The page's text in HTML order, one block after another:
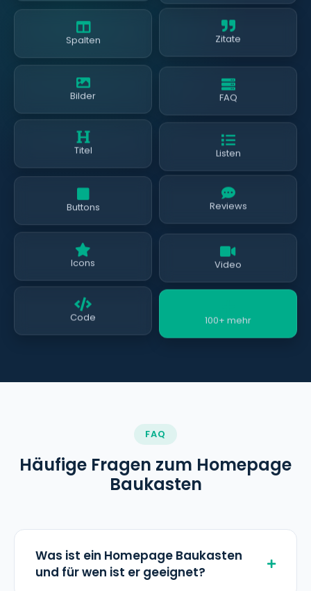
Spalten Zitate
Bilder FAQ
Titel Listen
Buttons Reviews
Icons Video
Code 100+ mehr
FAQ
Häufige Fragen zum Homepage
Baukasten
Was ist ein Homepage Baukasten
und für wen ist er geeignet?